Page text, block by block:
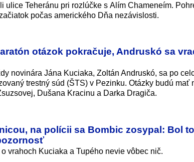
ulice Teheránu pri rozlúčke s Alím Chameneím.
počas amerického Dňa nezávislosti.
otázok pokračuje, Andruskó sa
novinára Jána Kuciaka, Zoltán Andruskó, sa po
trestný súd (ŠTS) v Pezinku. Otázky budú mať
Dušana Kracinu a Darka Dragiča.
na polícii sa Bombic zosypal: Bol
vrahoch Kuciaka a Tupého nevie vôbec nič.